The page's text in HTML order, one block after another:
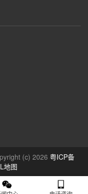
(c) 2026 粤ICP备
地图